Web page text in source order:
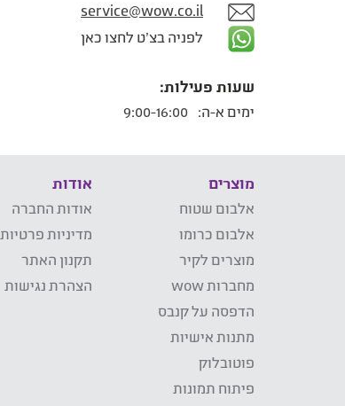
service@wow.co.il
לפניה בצ'ט לחצו כאן
שעות פעילות:
ימים א-ה:
מוצרים
אלבום שטוח
אלבום כרומו
מוצרים לקיר
מחברות wow
הדפסה על קנבס
מתנות אישיות
פוטובלוק
פיתוח תמונות
אודות
אודות החברה
מדיניות פרטיות
תקנון האתר
הצהרת נגישות